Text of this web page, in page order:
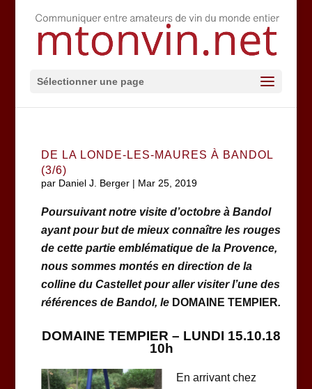
Sélectionner une page
DE LA LONDE-LES-MAURES À BANDOL
(3/6)
par Daniel J. Berger| Mar 25, 2019
Poursuivant notre visite d’octobre à Bandol
ayant pour but de mieux connaître les rouges
de cette partie emblématique de la Provence,
nous sommes montés en direction de la
colline du Castellet pour aller visiter l’une des
références de Bandol, le DOMAINE TEMPIER.
DOMAINE TEMPIER – LUNDI 15.10.18
10h
En arrivant chez